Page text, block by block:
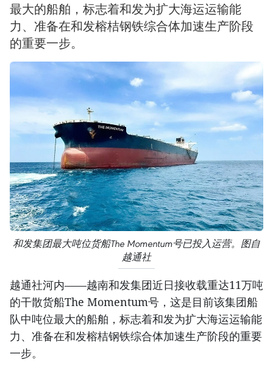
最大的船舶，标志着和发为扩大海运运输能
力、准备在和发榕桔钢铁综合体加速生产阶段
的重要一步。
和发集团最大吨位货船The Momentum号已投入运营。图自
越通社
越通社河内——越南和发集团近日接收载重达11万吨
的干散货船The Momentum号，这是目前该集团船
队中吨位最大的船舶，标志着和发为扩大海运运输能
力、准备在和发榕桔钢铁综合体加速生产阶段的重要
一步。